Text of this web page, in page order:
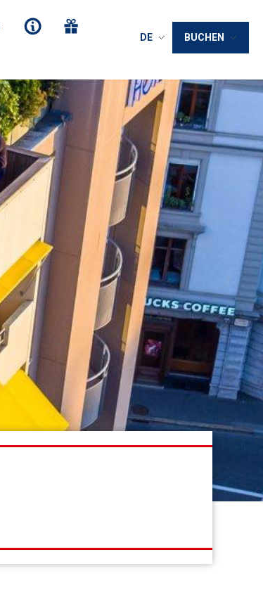
DE
BUCHEN